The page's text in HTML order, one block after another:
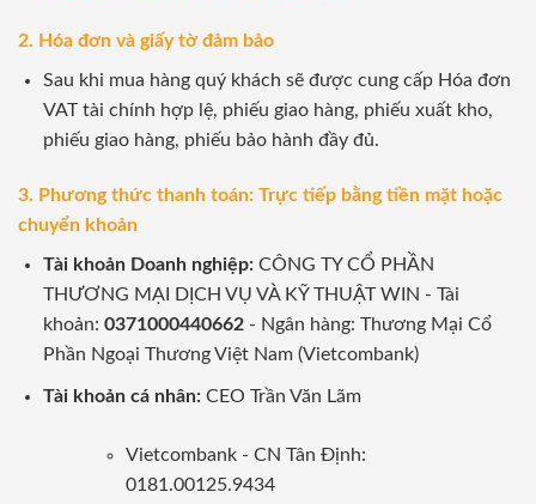
2. Hóa đơn và giấy tờ đảm bảo
Sau khi mua hàng quý khách sẽ được cung cấp Hóa đơn
VAT tài chính hợp lệ, phiếu giao hàng, phiếu xuất kho,
phiếu giao hàng, phiếu bảo hành đầy đủ.
3. Phương thức thanh toán: Trực tiếp bằng tiền mặt hoặc
chuyển khoản
Tài khoản Doanh nghiệp:CÔNG TY CỔ PHẦN
THƯƠNG MẠI DỊCH VỤ VÀ KỸ THUẬT WIN - Tài
khoản: 0371000440662- Ngân hàng: Thương Mại Cổ
Phần Ngoại Thương Việt Nam (Vietcombank)
Tài khoản cá nhân: CEO Trần Văn Lãm
Vietcombank - CN Tân Định:
0181.00125.9434